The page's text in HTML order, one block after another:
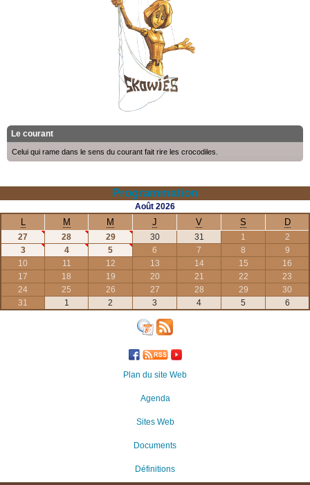
Le courant
Celui qui rame dans le sens du courant fait rire les crocodiles.
Programmation
Août 2026
L M M J V S D
27 28 29 30 31 1
2
3
4 5 6 7 8
9
10
11 12 13 14 15
16
17
18 19 20 21 22
23
24
25 26 27 28 29
30
31
1 2 3 4 5 6
Plan du site Web
Agenda
Sites Web
Documents
Définitions